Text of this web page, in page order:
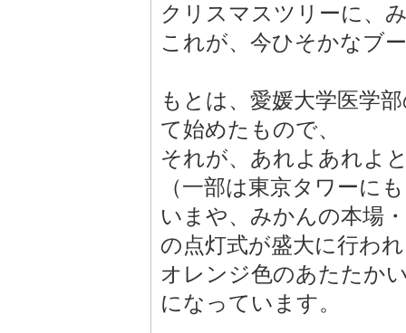
クリスマスツリーに、
これが、今ひそかなブ
もとは、愛媛大学医学
て始めたもので、
それが、あれよあれよ
（一部は東京タワーに
いまや、みかんの本場
の点灯式が盛大に行わ
オレンジ色のあたたか
になっています。